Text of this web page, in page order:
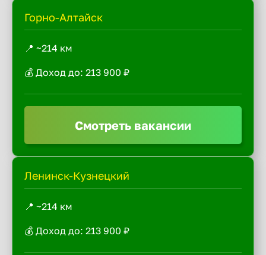
Горно-Алтайск
📍 ~214 км
💰 Доход до: 213 900 ₽
Смотреть вакансии
Ленинск-Кузнецкий
📍 ~214 км
💰 Доход до: 213 900 ₽